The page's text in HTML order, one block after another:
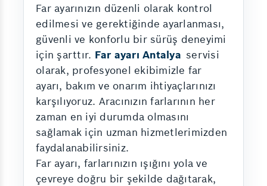
Far ayarınızın düzenli olarak kontrol
edilmesi ve gerektiğinde ayarlanması,
güvenli ve konforlu bir sürüş deneyimi
için şarttır. Far ayarı Antalya servisi
olarak, profesyonel ekibimizle far
ayarı, bakım ve onarım ihtiyaçlarınızı
karşılıyoruz. Aracınızın farlarının her
zaman en iyi durumda olmasını
sağlamak için uzman hizmetlerimizden
faydalanabilirsiniz.
Far ayarı, farlarınızın ışığını yola ve
çevreye doğru bir şekilde dağıtarak,